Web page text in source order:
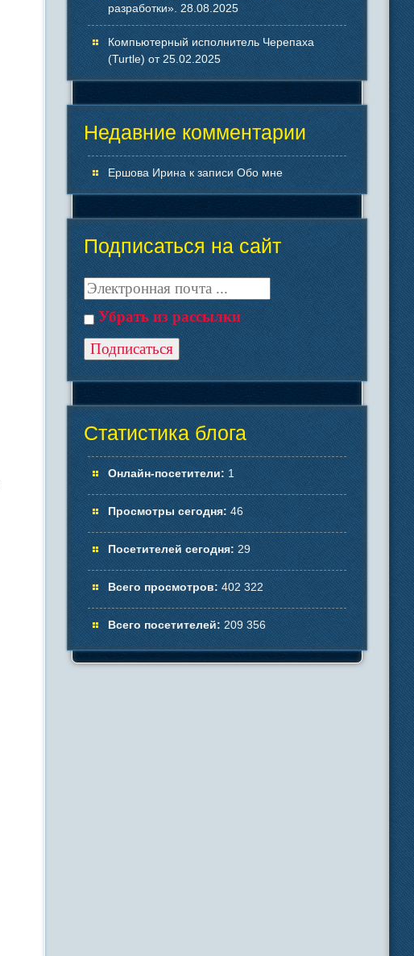
разработки». 28.08.2025
Компьютерный исполнитель Черепаха
(Turtle) от 25.02.2025
Недавние комментарии
Ершова Ирина к записи Обо мне
Подписаться на сайт
Убрать из рассылки
Статистика блога
Онлайн-посетители: 1
Просмотры сегодня: 46
Посетителей сегодня: 29
Всего просмотров:402 322
Всего посетителей: 209 356